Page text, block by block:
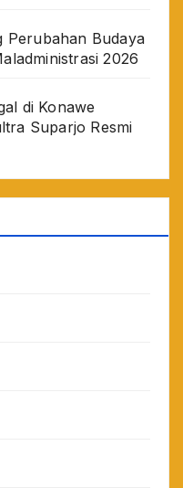
Perubahan Budaya
2026
di Konawe
Suparjo Resmi